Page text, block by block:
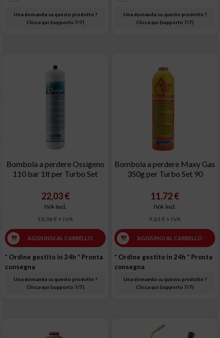
Una domanda su questo prodotto ?
Clicca qui (supporto 7/7)
Una domanda su questo prodotto ?
Clicca qui (supporto 7/7)
Bombola a perdere Ossigeno
110 bar 1lt per Turbo Set
22,03 €
IVA incl.
18,06 € + IVA
AGGIUNGI AL CARRELLO
* Ordine gestito in 24h * Pronta
consegna
Una domanda su questo prodotto ?
Clicca qui (supporto 7/7)
Bombola a perdere Maxy Gas
350g per Turbo Set 90
11,72 €
IVA incl.
9,61 € + IVA
AGGIUNGI AL CARRELLO
* Ordine gestito in 24h * Pronta
consegna
Una domanda su questo prodotto ?
Clicca qui (supporto 7/7)